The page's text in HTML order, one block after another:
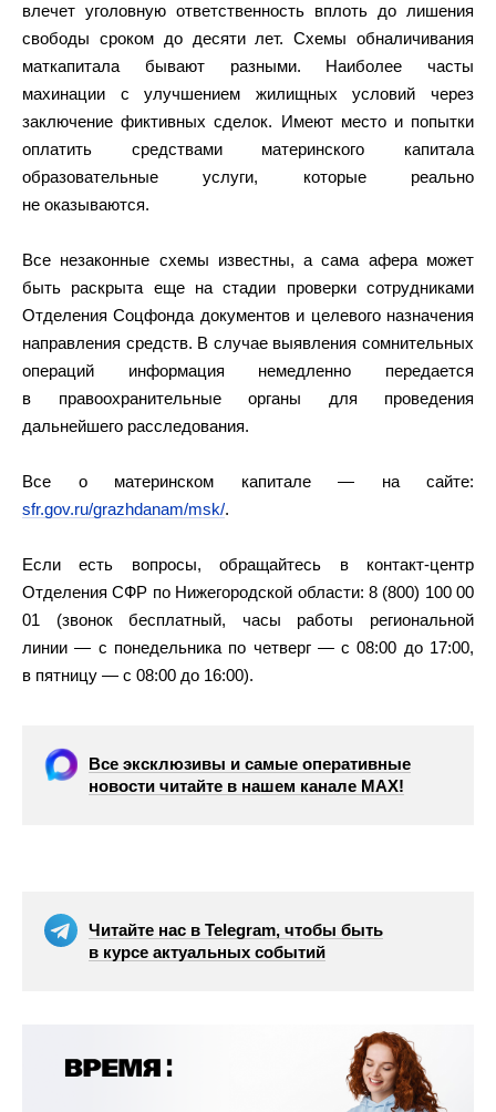
влечет уголовную ответственность вплоть до лишения
свободы сроком до десяти лет. Схемы обналичивания
маткапитала бывают разными. Наиболее часты
махинации с улучшением жилищных условий через
заключение фиктивных сделок. Имеют место и попытки
оплатить средствами материнского капитала
образовательные услуги, которые реально
не оказываются.
Все незаконные схемы известны, а сама афера может
быть раскрыта еще на стадии проверки сотрудниками
Отделения Соцфонда документов и целевого назначения
направления средств. В случае выявления сомнительных
операций информация немедленно передается
в правоохранительные органы для проведения
дальнейшего расследования.
Все о материнском капитале — на сайте:
sfr.gov.ru/grazhdanam/msk/.
Если есть вопросы, обращайтесь в контакт-центр
Отделения СФР по Нижегородской области: 8 (800) 100 00
01 (звонок бесплатный, часы работы региональной
линии — с понедельника по четверг — с 08:00 до 17:00,
в пятницу — с 08:00 до 16:00).
Все эксклюзивы и самые оперативные
новости читайте в нашем канале МАХ!
Читайте нас в Telegram, чтобы быть
в курсе актуальных событий